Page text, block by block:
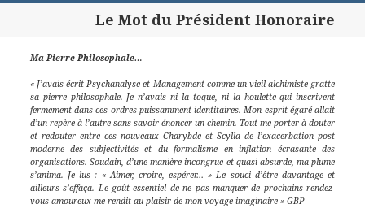
Le Mot du Président Honoraire
Ma Pierre Philosophale…
« J’avais écrit Psychanalyse et Management comme un vieil alchimiste gratte
sa pierre philosophale. Je n’avais ni la toque, ni la houlette qui inscrivent
fermement dans ces ordres puissamment identitaires. Mon esprit égaré allait
d’un repère à l’autre sans savoir énoncer un chemin. Tout me porter à douter
et redouter entre ces nouveaux Charybde et Scylla de l’exacerbation post
moderne des subjectivités et du formalisme en inflation écrasante des
organisations. Soudain, d’une manière incongrue et quasi absurde, ma plume
s’anima. Je lus : « Aimer, croire, espérer… » Le souci d’être davantage et
ailleurs s’effaça. Le goût essentiel de ne pas manquer de prochains rendez-
vous amoureux me rendit au plaisir de mon voyage imaginaire » GBP